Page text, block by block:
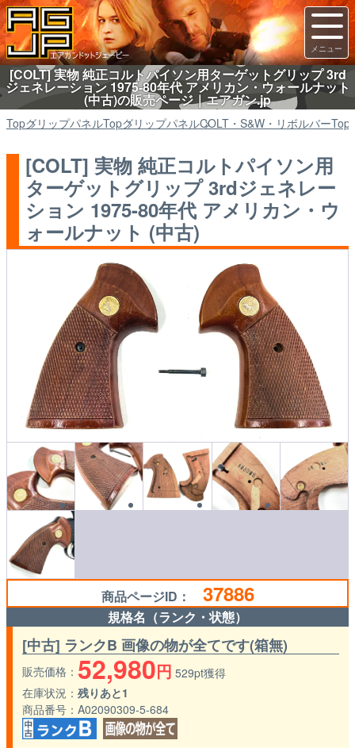
[COLT] 実物 純正コルトパイソン用ターゲットグリップ 3rd
ジェネレーション 1975-80年代 アメリカン・ウォールナット
(中古)の販売ページ｜エアガン.jp
TopグリップパネルTopグリップパネルCOLT・S&W・リボルバーTop
[COLT] 実物 純正コルトパイソン用
ターゲットグリップ 3rdジェネレー
ション 1975-80年代 アメリカン・ウ
ォールナット (中古)
商品ページID： 37886
規格名（ランク・状態）
[中古] ランクB 画像の物が全てです(箱無)
販売価格 52,980円 529pt獲得
在庫状況
残りあと1
商品番号
A02090309-5-684